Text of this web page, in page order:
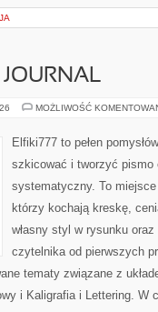
MOŻLIWOŚĆ
Elfiki777 to pełen
szkicować i tworzyć pismo
systematyczny. To
którzy kochają kreskę,
własny styl w rysunku
czytelnika od pierwszych
tematy związane z
i Kaligrafia i Lettering.